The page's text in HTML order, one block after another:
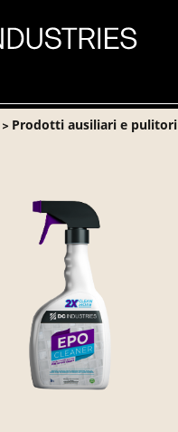
> Prodotti ausiliari e pulitori